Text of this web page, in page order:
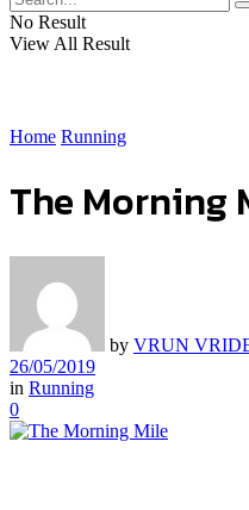
No Result
View All Result
Home Running
The Morning
by VRUN
26/05/2019
in Running
0